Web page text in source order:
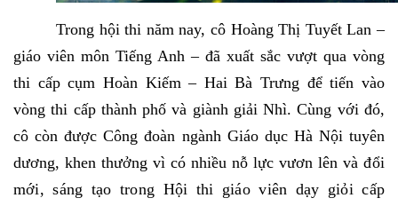
Trong hội thi năm nay, cô Hoàng Thị Tuyết Lan –
giáo viên môn Tiếng Anh – đã xuất sắc vượt qua vòng
thi cấp cụm Hoàn Kiếm – Hai Bà Trưng để tiến vào
vòng thi cấp thành phố và giành giải Nhì. Cùng với đó,
cô còn được Công đoàn ngành Giáo dục Hà Nội tuyên
dương, khen thưởng vì có nhiều nỗ lực vươn lên và đổi
mới, sáng tạo trong Hội thi giáo viên dạy giỏi cấp